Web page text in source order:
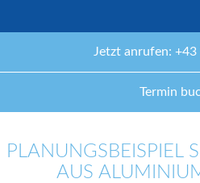
Jetzt anrufen:
Termin
PLANUNGSBEISPIEL
AUS